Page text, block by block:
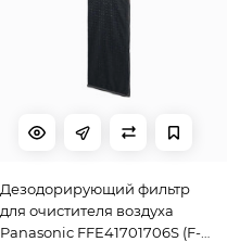
Дезодорирующий фильтр
для очистителя воздуха
Panasonic FFE41701706S (F-